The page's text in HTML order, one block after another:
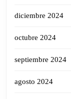
diciembre 2024
octubre 2024
septiembre 2024
agosto 2024